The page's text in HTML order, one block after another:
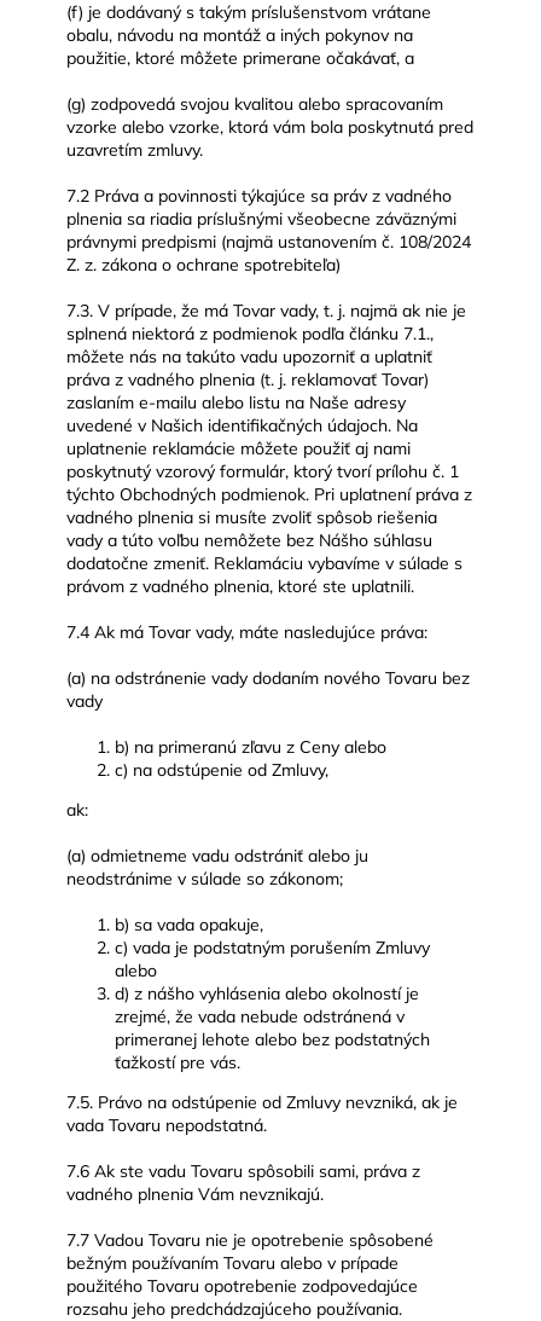
(f) je dodávaný s takým príslušenstvom vrátane
obalu, návodu na montáž a iných pokynov na
použitie, ktoré môžete primerane očakávať, a
(g) zodpovedá svojou kvalitou alebo spracovaním
vzorke alebo vzorke, ktorá vám bola poskytnutá pred
uzavretím zmluvy.
7.2 Práva a povinnosti týkajúce sa práv z vadného
plnenia sa riadia príslušnými všeobecne záväznými
právnymi predpismi (najmä ustanovením č. 108/2024
Z. z. zákona o ochrane spotrebiteľa)
7.3. V prípade, že má Tovar vady, t. j. najmä ak nie je
splnená niektorá z podmienok podľa článku 7.1.,
môžete nás na takúto vadu upozorniť a uplatniť
práva z vadného plnenia (t. j. reklamovať Tovar)
zaslaním e-mailu alebo listu na Naše adresy
uvedené v Našich identifikačných údajoch. Na
uplatnenie reklamácie môžete použiť aj nami
poskytnutý vzorový formulár, ktorý tvorí prílohu č. 1
týchto Obchodných podmienok. Pri uplatnení práva z
vadného plnenia si musíte zvoliť spôsob riešenia
vady a túto voľbu nemôžete bez Nášho súhlasu
dodatočne zmeniť. Reklamáciu vybavíme v súlade s
právom z vadného plnenia, ktoré ste uplatnili.
7.4 Ak má Tovar vady, máte nasledujúce práva:
(a) na odstránenie vady dodaním nového Tovaru bez
vady
b) na primeranú zľavu z Ceny alebo
c) na odstúpenie od Zmluvy,
ak:
(a) odmietneme vadu odstrániť alebo ju
neodstránime v súlade so zákonom;
b) sa vada opakuje,
c) vada je podstatným porušením Zmluvy
alebo
d) z nášho vyhlásenia alebo okolností je
zrejmé, že vada nebude odstránená v
primeranej lehote alebo bez podstatných
ťažkostí pre vás.
7.5. Právo na odstúpenie od Zmluvy nevzniká, ak je
vada Tovaru nepodstatná.
7.6 Ak ste vadu Tovaru spôsobili sami, práva z
vadného plnenia Vám nevznikajú.
7.7 Vadou Tovaru nie je opotrebenie spôsobené
bežným používaním Tovaru alebo v prípade
použitého Tovaru opotrebenie zodpovedajúce
rozsahu jeho predchádzajúceho používania.